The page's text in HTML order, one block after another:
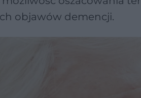
objawów demencji.